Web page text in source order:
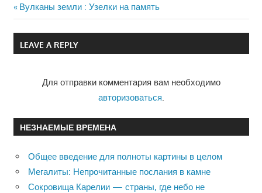
Навигация
по
Previous
Post:
Вулканы земли : Узелки на память
LEAVE A REPLY
Для отправки комментария вам необходимо
авторизоваться
НЕЗНАЕМЫЕ ВРЕМЕНА
Общее введение для полноты картины в целом
Мегалиты: Непрочитанные послания в камне
Сокровища Карелии — страны, где небо не